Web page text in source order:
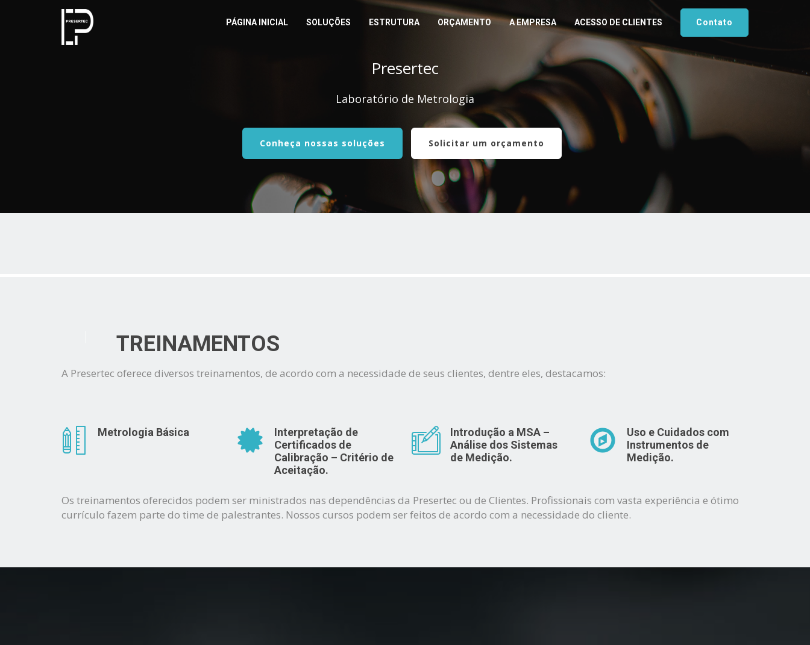
PÁGINA INICIAL SOLUÇÕES ESTRUTURA ORÇAMENTO A EMPRESA ACESSO DE CLIENTES Contato
Presertec
Laboratório de Metrologia
Conheça nossas soluções Solicitar um orçamento
TREINAMENTOS
A Presertec oferece diversos treinamentos, de acordo com a necessidade de seus clientes, dentre eles, destacamos:
Metrologia Básica
Interpretação de
Certificados de
Calibração – Critério de
Aceitação.
Introdução a MSA –
Análise dos Sistemas
de Medição.
Uso e Cuidados com
Instrumentos de
Medição.
Os treinamentos oferecidos podem ser ministrados nas dependências da Presertec ou de Clientes. Profissionais com vasta experiência e ótimo
currículo fazem parte do time de palestrantes. Nossos cursos podem ser feitos de acordo com a necessidade do cliente.